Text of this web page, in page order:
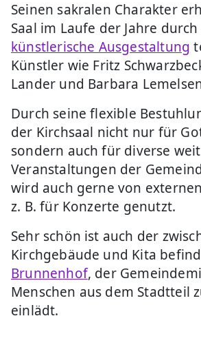
Seinen sakralen Charakter
Saal im Laufe der Jahre
künstlerische Ausgestaltung
Künstler wie Fritz
Lander und Barbara
Durch seine flexible
der Kirchsaal nicht nur für
sondern auch für diverse
Veranstaltungen der
wird auch gerne von
z. B. für Konzerte genutzt.
Sehr schön ist auch der
Kirchgebäude und Kita
Brunnenhof, der
Menschen aus dem Stadtteil
einlädt.